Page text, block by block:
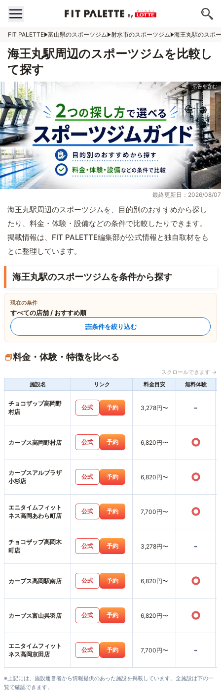
FIT PALETTE 富山県のスポーツジム 射水市のスポーツジム 海王丸駅のスポ
海王丸駅周辺のスポーツジムを比較し
て探す
最終更新日：2026/08/07
海王丸駅周辺のスポーツジムを、目的別のおすすめから探し
たり、料金・体験・設備などの条件で比較したりできます。
掲載情報は、FIT PALETTE編集部が公式情報と独自取材をも
とに整理しています。
海王丸駅のスポーツジムを条件から探す
現在の条件
すべての店舗 / おすすめ順
条件を絞り込む
料金・体験・特徴を比べる
スクロールできます →
施設名
リンク 料金目安 無料体験
チョコザップ高岡野
村店
公式 予約 3,278円〜 -
カーブス高岡野村店 公式 予約 6,820円〜 ○
カーブスアルプラザ
小杉店
公式 予約 6,820円〜 ○
エニタイムフィット
ネス高岡あわら町店
公式 予約 7,700円〜 ○
チョコザップ高岡木
町店
公式 予約 3,278円〜 -
カーブス高岡駅南店 公式 予約 6,820円〜 ○
カーブス富山呉羽店 公式 予約 6,820円〜 ○
エニタイムフィット
ネス高岡京田店
公式 予約 7,700円〜 -
※上記には、施設運営者から情報提供のあった施設を掲載しています。全施設は下の一
覧で確認できます。